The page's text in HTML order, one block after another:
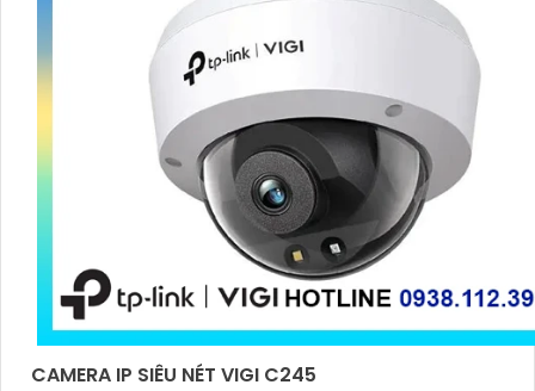
CAMERA IP SIÊU NÉT VIGI C245